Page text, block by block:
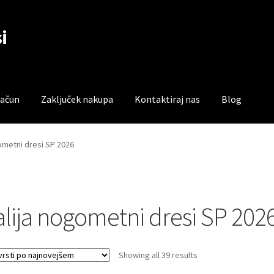
Zaključek nakupa Kontaktiraj nas Blog
TrgovinaZaključek nakupa
dresi SP 2026
nogometni dresi SP
Showing all 39 resultsSorted